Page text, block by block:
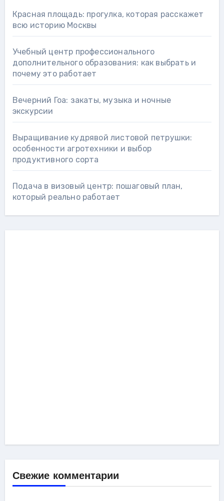
Красная площадь: прогулка, которая расскажет
всю историю Москвы
Учебный центр профессионального
дополнительного образования: как выбрать и
почему это работает
Вечерний Гоа: закаты, музыка и ночные
экскурсии
Выращивание кудрявой листовой петрушки:
особенности агротехники и выбор
продуктивного сорта
Подача в визовый центр: пошаговый план,
который реально работает
Свежие комментарии